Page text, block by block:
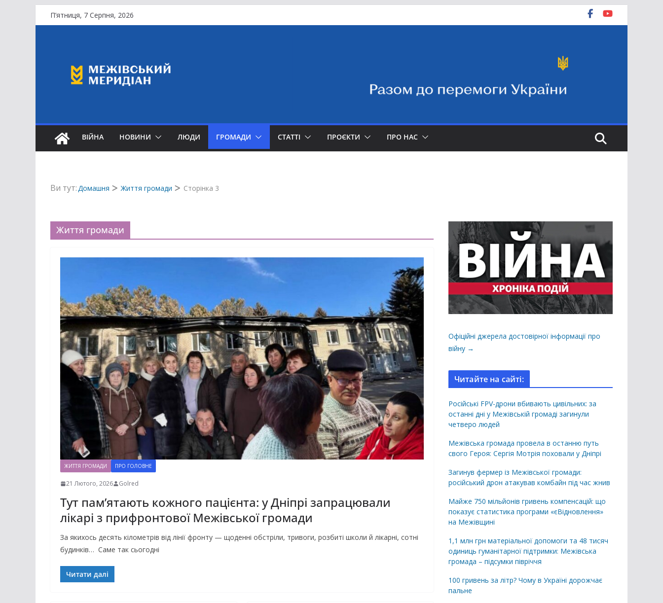
Перейти
до
П’ятниця, 7 Серпня, 2026
ВІЙНА НОВИНИ ЛЮДИ ГРОМАДИ СТАТТІ ПРОЄКТИ ПРО НАС
Ви тут:Домашня Життя громади Сторінка 3
Життя громади
ЖИТТЯ ГРОМАДИ ПРО ГОЛОВНЕ
21 Лютого, 2026 Golred
Тут пам’ятають кожного пацієнта: у Дніпрі запрацювали
лікарі з прифронтової Межівської громади
За якихось десять кілометрів від лінії фронту — щоденні обстріли, тривоги, розбиті школи й лікарні, сотні
будинків… Саме так сьогодні
Читати далі
Офіційні джерела достовірної інформації про
війну →
Читайте на сайті:
Російські FPV-дрони вбивають цивільних: за
останні дні у Межівській громаді загинули
четверо людей
Межівська громада провела в останню путь
свого Героя: Сергія Мотрія поховали у Дніпрі
Загинув фермер із Межівської громади:
російський дрон атакував комбайн під час жнив
Майже 750 мільйонів гривень компенсацій: що
показує статистика програми «єВідновлення»
на Межівщині
1,1 млн грн матеріальної допомоги та 48 тисяч
одиниць гуманітарної підтримки: Межівська
громада – підсумки півріччя
100 гривень за літр? Чому в Україні дорожчає
пальне